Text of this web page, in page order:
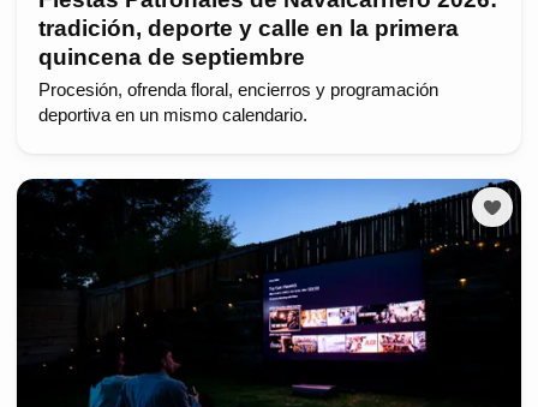
tradición, deporte y calle en la primera
quincena de septiembre
Procesión, ofrenda floral, encierros y programación
deportiva en un mismo calendario.